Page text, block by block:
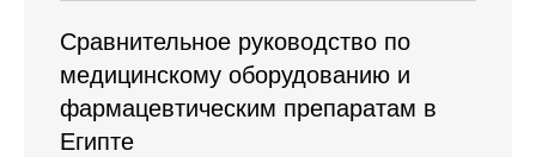
Cравнительное руководство по
медицинскому оборудованию и
фармацевтическим препаратам в
Египте